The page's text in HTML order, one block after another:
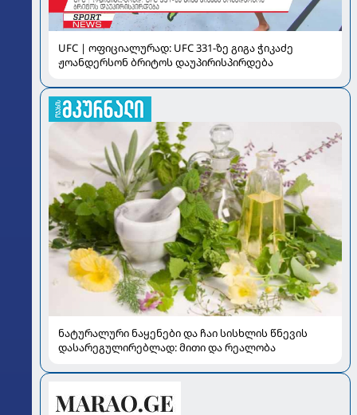
UFC | ოფიციალურად: UFC 331-ზე გიგა ჭიკაძე
ჟოანდერსონ ბრიტოს დაუპირისპირდება
ნატურალური ნაყენები და ჩაი სისხლის წნევის
დასარეგულირებლად: მითი და რეალობა